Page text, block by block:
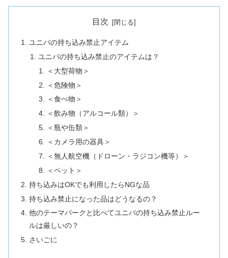
目次
ユニバの持ち込み禁止アイテム
ユニバの持ち込み禁止のアイテムは？
＜大型荷物＞
＜危険物＞
＜食べ物＞
＜飲み物（アルコール類）＞
＜瓶や缶類＞
＜カメラ用の器具＞
＜無人航空機（ドローン・ラジコン機等）＞
＜ペット＞
持ち込みはOKでも利用したらNGな品
持ち込み禁止になった品はどうなるの？
他のテーマパークと比べてユニバの持ち込み禁止ルー
ルは厳しいの？
さいごに